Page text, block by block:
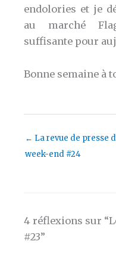
endolories et je
au marché
suffisante pour
Bonne semaine à
← La revue de presse
week-end #24
4 réflexions sur
#23”